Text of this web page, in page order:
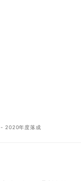
- 2020年度落成